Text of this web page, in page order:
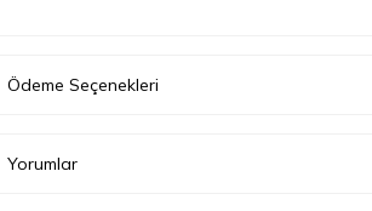
Cinsiyet
Ödeme Seçenekleri
Yorumlar